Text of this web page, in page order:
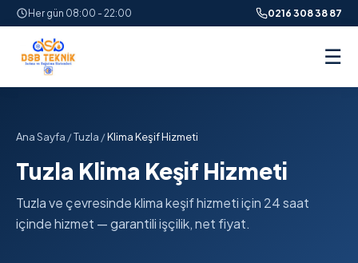
Her gün 08:00 - 22:00 0216 308 38 87
☰
Ana Sayfa /Tuzla /Klima Keşif Hizmeti
Tuzla Klima Keşif Hizmeti
Tuzla ve çevresinde klima keşif hizmeti için 24 saat
içinde hizmet — garantili işçilik, net fiyat.